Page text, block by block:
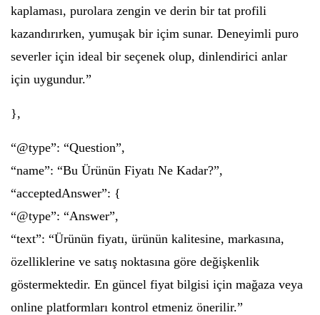
kaplaması, purolara zengin ve derin bir tat profili
kazandırırken, yumuşak bir içim sunar. Deneyimli puro
severler için ideal bir seçenek olup, dinlendirici anlar
için uygundur.”
},
“@type”: “Question”,
“name”: “Bu Ürünün Fiyatı Ne Kadar?”,
“acceptedAnswer”: {
“@type”: “Answer”,
“text”: “Ürünün fiyatı, ürünün kalitesine, markasına,
özelliklerine ve satış noktasına göre değişkenlik
göstermektedir. En güncel fiyat bilgisi için mağaza veya
online platformları kontrol etmeniz önerilir.”